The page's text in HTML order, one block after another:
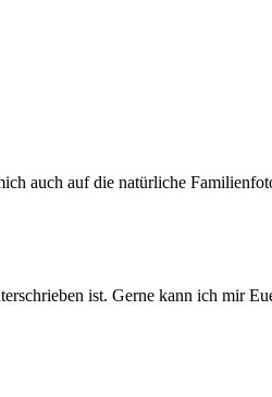
auch auf die natürliche
ist. Gerne kann ich mir